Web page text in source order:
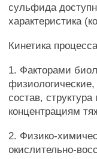
сульфида
характеристика
Кинетика
1. Факторами
состав,
концентрациям
2. Физико-
окислительно-